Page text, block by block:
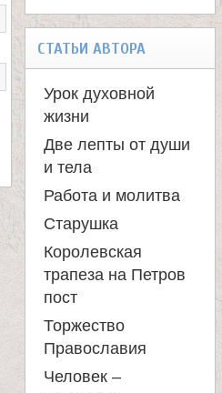
СТАТЬИ АВТОРА
Урок духовной
жизни
Две лепты от души
и тела
Работа и молитва
Старушка
Королевская
трапеза на Петров
пост
Торжество
Православия
Человек –